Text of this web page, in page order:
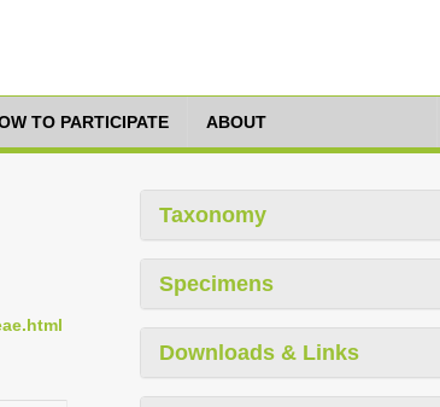
TO PARTICIPATE ABOUT
Taxonomy
Specimens
Downloads & Links